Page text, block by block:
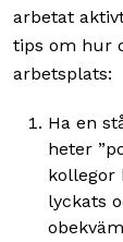
arbetat
tips om hur
arbetsplats:
Ha en
heter
kollegor
lyckats